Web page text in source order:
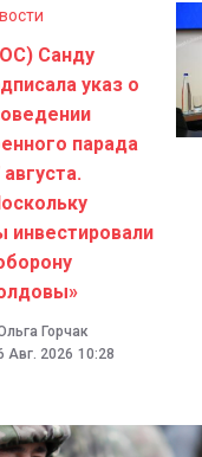
Санду
указ о
парада
августа.
инвестировали
Горчак
Авг. 2026 10:28